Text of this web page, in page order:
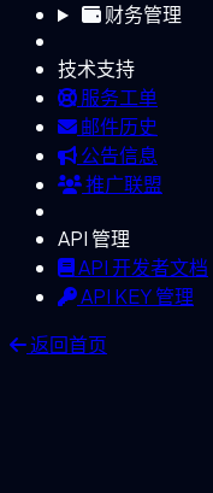
财务管理
技术支持
服务工单
邮件历史
公告信息
推广联盟
API 管理
API 开发者文档
API KEY 管理
返回首页